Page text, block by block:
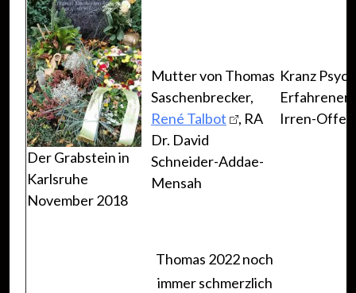
Der Grabstein in
Karlsruhe
November 2018
Mutter von Thomas
Saschenbrecker,
René Talbot
, RA
Dr. David
Schneider-Addae-
Mensah
Kranz
Erfahrener
Irren-
Thomas 2022 noch
immer schmerzlich